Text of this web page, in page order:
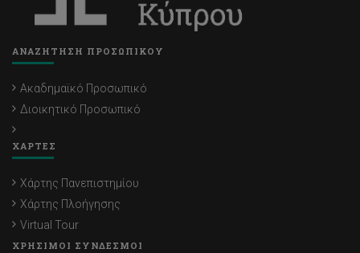
ΑΝΑΖΗΤΗΣΗ ΠΡΟΣΩΠΙΚΟΥ
Ακαδημαϊκό Προσωπικό
Διοικητικό Προσωπικό
ΧΑΡΤΕΣ
Χάρτης Πανεπιστημίου
Χάρτης Πλοήγησης
Virtual Tour
ΧΡΗΣΙΜΟΙ ΣΥΝΔΕΣΜΟΙ